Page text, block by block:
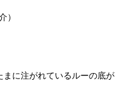
）
注がれているルーの底が